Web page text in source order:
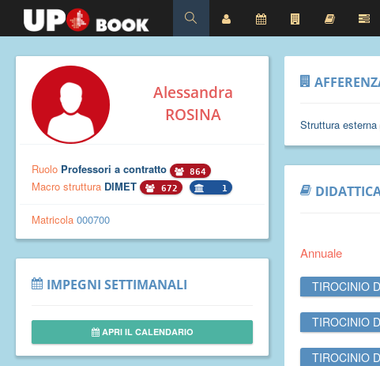
Alessandra
ROSINA
Ruolo Professori a contratto 864
Macro struttura DIMET 672 1
Matricola 000700
IMPEGNI SETTIMANALI
APRI IL CALENDARIO
Struttura esterna
Annuale
TIROCINIO
TIROCINIO
TIROCINIO